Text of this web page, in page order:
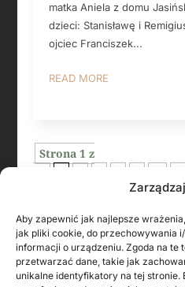
Aby zapewnić jak najlepsze
jak pliki cookie, do przechowywania
informacji o urządzeniu. Zgoda na te
przetwarzać dane, takie jak
unikalne identyfikatory na tej
matka Aniela z domu
dzieci: Stanisławę i
ojciec Franciszek...
READ MORE
Strona 1 z